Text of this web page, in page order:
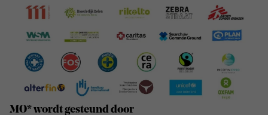
MO* wordt gesteund door